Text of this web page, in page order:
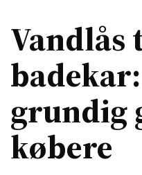
Vandlås
grundig
købere